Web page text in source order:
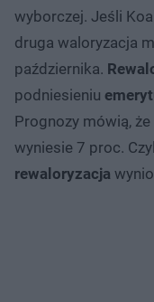
wyborczej. Jeśli
druga waloryzacja
października.
podniesieniu
Prognozy mówią,
wyniesie 7 proc.
rewaloryzacja